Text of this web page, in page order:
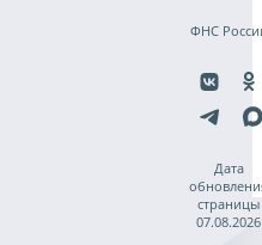
ФНС
Дата
страницы
07.08.2026